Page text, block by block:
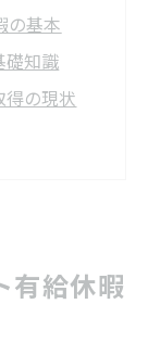
の基本
礎知識
の現状
理解する
件を解説
の影響
有給休暇